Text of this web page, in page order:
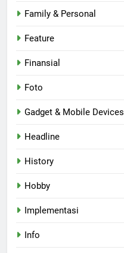
Family & Personal
Feature
Finansial
Foto
Gadget & Mobile Devices
Headline
History
Hobby
Implementasi
Info